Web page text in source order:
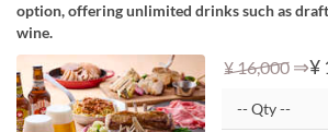
option, offering unlimited drinks such as
wine.
¥ 16,000 ⇒¥